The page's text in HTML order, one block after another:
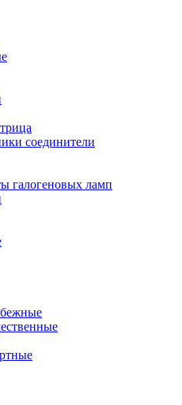
соединители
галогеновых ламп